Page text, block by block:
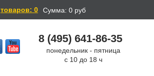
товаров: 0 Сумма: 0 руб
8 (495) 641-86-35
понедельник - пятница
с 10 до 18 ч